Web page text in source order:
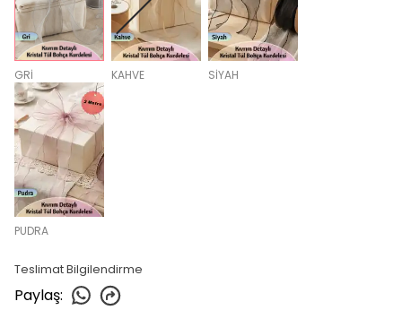
GRİ KAHVE SİYAH
PUDRA
Teslimat Bilgilendirme
Paylaş: